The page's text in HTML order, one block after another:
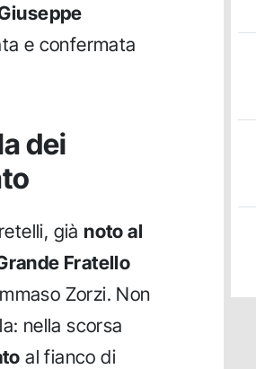
e confermata
dei
già noto al
Fratello
Zorzi. Non
nella scorsa
al fianco di